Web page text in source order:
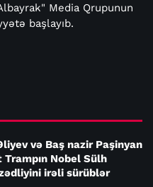
Media Qrupunun
başlayıb.
və Baş nazir Paşinyan
Nobel Sülh
irəli sürüblər